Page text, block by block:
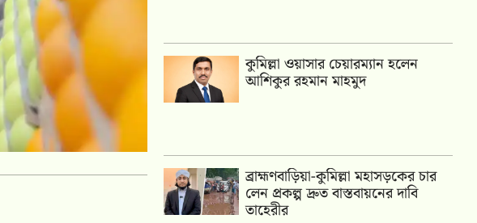
কুমিল্লা ওয়াসার চেয়ারম্যান হলেন
আশিকুর রহমান মাহমুদ
ব্রাহ্মণবাড়িয়া-কুমিল্লা মহাসড়কের চার
লেন প্রকল্প দ্রুত বাস্তবায়নের দাবি
তাহেরীর